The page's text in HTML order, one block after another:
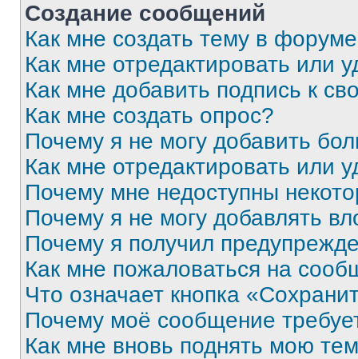
Создание сообщений
Как мне создать тему в
Как мне отредактировать или
Как мне добавить подпись к
Как мне создать опрос?
Почему я не могу добавить
Как мне отредактировать или
Почему мне недоступны
Почему я не могу добавлять
Почему я получил
Как мне пожаловаться на
Что означает кнопка
Почему моё сообщение
Как мне вновь поднять мою